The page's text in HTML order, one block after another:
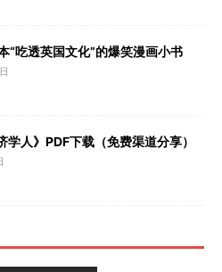
“吃透英国文化”的爆笑漫画小书
人》PDF下载（免费渠道分享）